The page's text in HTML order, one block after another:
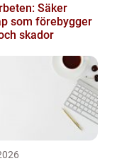
Säker
som förebygger
skador